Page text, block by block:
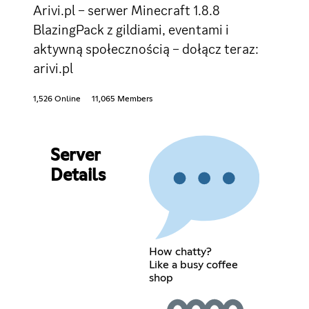
Arivi.pl – serwer Minecraft 1.8.8
BlazingPack z gildiami, eventami i
aktywną społecznością – dołącz teraz:
arivi.pl
1,526 Online 11,065 Members
Server
Details
How chatty?
Like a busy coffee
shop